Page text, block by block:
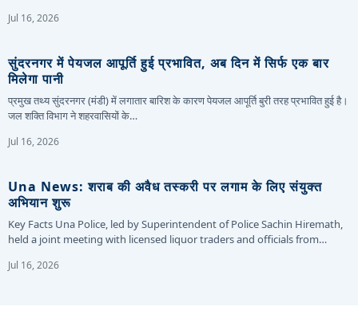
Jul 16, 2026
सुंदरनगर में पेयजल आपूर्ति हुई प्रभावित, अब दिन में सिर्फ एक बार
मिलेगा पानी
प्रमुख तथ्य सुंदरनगर (मंडी) में लगातार बारिश के कारण पेयजल आपूर्ति बुरी तरह प्रभावित हुई है।
जल शक्ति विभाग ने शहरवासियों के…
Jul 16, 2026
Una News: शराब की अवैध तस्करी पर लगाम के लिए संयुक्त
अभियान शुरू
Key Facts Una Police, led by Superintendent of Police Sachin Hiremath,
held a joint meeting with licensed liquor traders and officials from…
Jul 16, 2026